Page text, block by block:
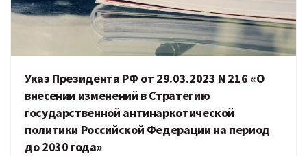
Указ Президента РФ от 29.03.2023 N 216 «О
внесении изменений в Стратегию
государственной антинаркотической
политики Российской Федерации на период
до 2030 года»